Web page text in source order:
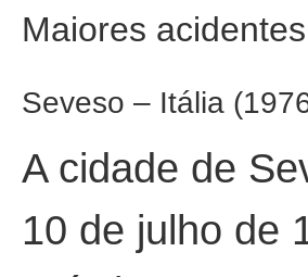
Maiores
Seveso – Itália
A cidade de
10 de julho de